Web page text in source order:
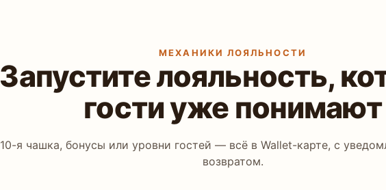
МЕХАНИКИ ЛОЯЛЬНОСТИ
Запустите лояльность,
гости уже понимают
10-я чашка, бонусы или уровни гостей — всё в Wallet-карте, с
возвратом.